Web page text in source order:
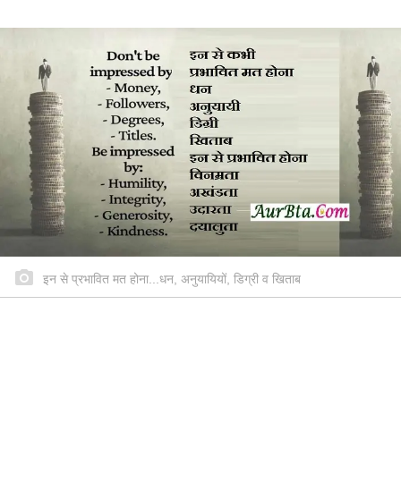
इन से प्रभावित मत होना...धन, अनुयायियों, डिग्री व खिताब